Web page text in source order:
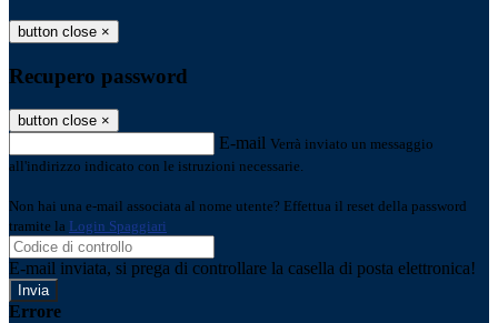
button close ×
Recupero password
button close ×
E-mail Verrà inviato un messaggio
all'indirizzo indicato con le istruzioni necessarie.
Non hai una e-mail associata al nome utente? Effettua il reset della password
tramite la Login Spaggiari
E-mail inviata, si prega di controllare la casella di posta elettronica!
Errore